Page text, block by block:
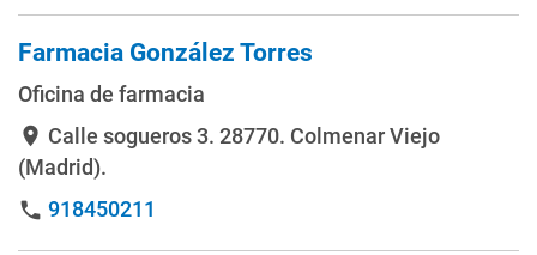
Farmacia González Torres
Oficina de farmacia
location_on Calle sogueros 3. 28770. Colmenar Viejo
(Madrid).
phone 918450211